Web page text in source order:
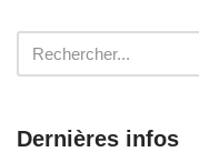
Dernières infos